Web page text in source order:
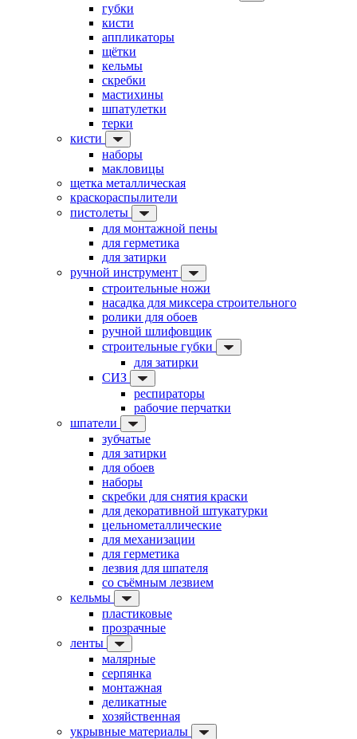
губки
кисти
аппликаторы
щётки
кельмы
скребки
мастихины
шпатулетки
терки
кисти
наборы
макловицы
щетка металлическая
краскораспылители
пистолеты
для монтажной пены
для герметика
для затирки
ручной инструмент
строительные ножи
насадка для миксера строительного
ролики для обоев
ручной шлифовщик
строительные губки
для затирки
СИЗ
респираторы
рабочие перчатки
шпатели
зубчатые
для затирки
для обоев
наборы
скребки для снятия краски
для декоративной штукатурки
цельнометаллические
для механизации
для герметика
лезвия для шпателя
со съёмным лезвием
кельмы
пластиковые
прозрачные
ленты
малярные
серпянка
монтажная
деликатные
хозяйственная
укрывные материалы